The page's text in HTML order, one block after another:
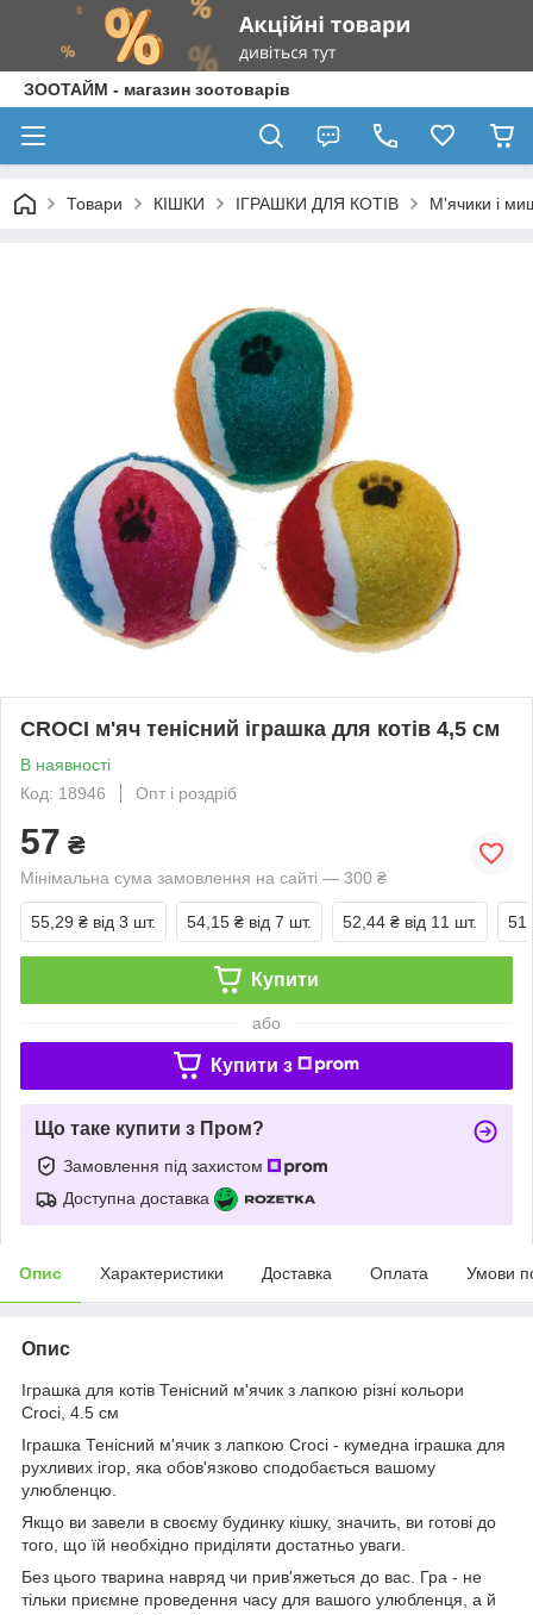
ЗООТАЙМ - магазин зоотоварів
Товари КІШКИ ІГРАШКИ ДЛЯ КОТІВ М'ячики і
CROCI м'яч тенісний іграшка для котів 4,5 см
В наявності
Код: 18946
Опт і роздріб
57 ₴
Мінімальна сума замовлення на сайті — 300 ₴
55,29 ₴ від 3 шт. 54,15 ₴ від 7 шт. 52,44 ₴ від 11 шт.
Купити
або
Купити з
Що таке купити з Пром?
Замовлення під захистом
Доступна доставка
Опис Характеристики Доставка Оплата Умови
Опис
Іграшка для котів Тенісний м'ячик з лапкою різні кольори
Croci, 4.5 см
Іграшка Тенісний м'ячик з лапкою Croci - кумедна іграшка для
рухливих ігор, яка обов'язково сподобається вашому
улюбленцю.
Якщо ви завели в своєму будинку кішку, значить, ви готові до
того, що їй необхідно приділяти достатньо уваги.
Без цього тварина навряд чи прив'яжеться до вас. Гра - не
тільки приємне проведення часу для вашого улюбленця, а й